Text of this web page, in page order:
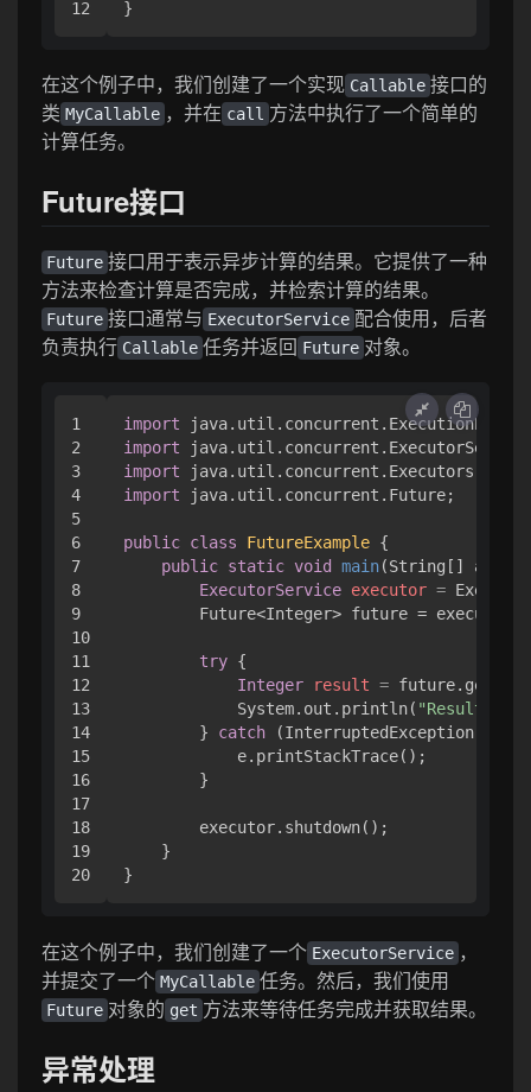
在这个例子中，我们创建了一个实现 Callable 接口的
类 MyCallable ，并在 call 方法中执行了一个简单的
计算任务。
Future接口
Future 接口用于表示异步计算的结果。它提供了一种
方法来检查计算是否完成，并检索计算的结果。
Future 接口通常与 ExecutorService 配合使用，后者
负责执行 Callable 任务并返回 Future 对象。
1
2
3
4
5
6
7
8
9
10
11
12
13
14
15
16
17
18
19
import
import
import
import java.util.concurrent.Future;
public class FutureExample {
public static void main(String[] args)
ExecutorService executor =
Future<Integer> future =
try {
Integer
result = future.get();
            System.out.println(
"Result: "
        }
catch (InterruptedException |
            e.printStackTrace();
        }
        executor.shutdown();
    }
在这个例子中，我们创建了一个 ExecutorService ，
并提交了一个 MyCallable 任务。然后，我们使用
Future 对象的 get 方法来等待任务完成并获取结果。
异常处理